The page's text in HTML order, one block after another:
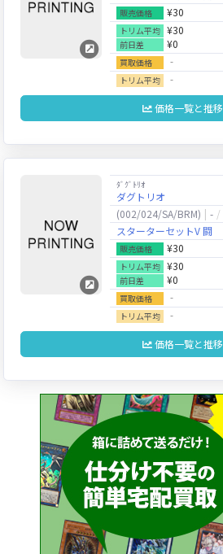
販売価格 ¥30
トリム平均 ¥30
前日差 ¥0
買取価格 ‐
トリム平均 ‐
価格一覧と推移
ﾀﾞｸﾞﾄﾘｵ
ダグトリオ
(002/024/SA/BRM)
-
スターターセットV 闘
販売価格 ¥30
トリム平均 ¥30
前日差 ¥0
買取価格 ‐
トリム平均 ‐
価格一覧と推移